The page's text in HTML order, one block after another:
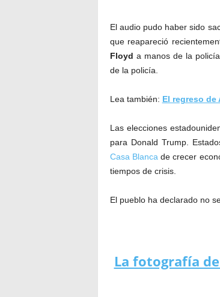
El audio pudo haber sido
que reapareció
Floyd a manos de la
de la policía.
Lea también: El regreso de
Las elecciones
para Donald Trump.
Casa Blanca de crecer
tiempos de crisis.
El pueblo ha declarado no
La fotografía